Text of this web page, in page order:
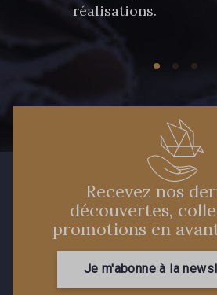
réalisations.
Recevez nos
découvertes,
promotions en
Je m'abonne à la